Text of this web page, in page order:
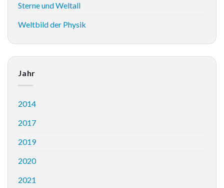
Sterne und Weltall
Weltbild der Physik
Jahr
2014
2017
2019
2020
2021